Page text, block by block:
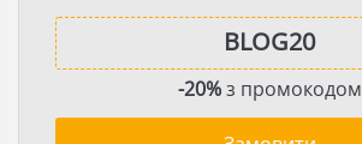
-20%з промокодом